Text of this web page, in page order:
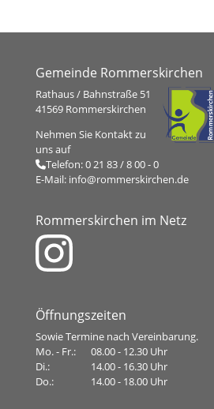
Gemeinde Rommerskirchen
Rathaus / Bahnstraße 51
41569 Rommerskirchen
Nehmen Sie Kontakt zu
uns auf
Telefon:0 21 83 / 8 00 - 0
E-Mail: info@rommerskirchen.de
Rommerskirchen im Netz
Öffnungszeiten
Sowie Termine nach Vereinbarung.
Mo. - Fr.:
08.00 - 12.30 Uhr
Di.:
14.00 - 16.30 Uhr
Do.:
14.00 - 18.00 Uhr